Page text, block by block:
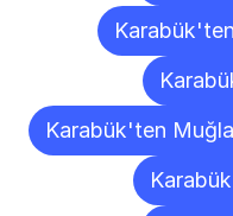
Karabük'ten